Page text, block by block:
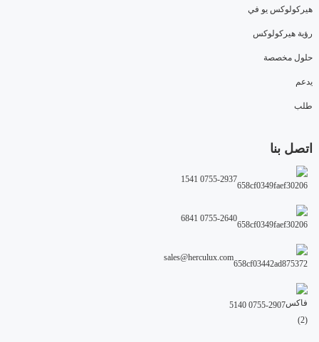
هيركولوكس يو في
رؤية هيركولوكس
حلول مخصصة
يدعم
طلب
اتصل بنا
0755-2937 1541
0755-2640 6841
sales@herculux.com
0755-2907 5140